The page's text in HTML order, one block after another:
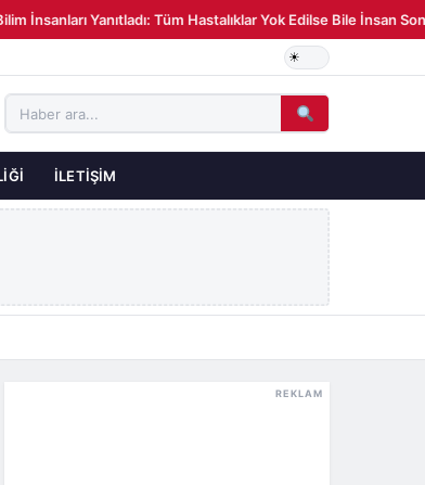
İnsanları Yanıtladı: Tüm Hastalıklar Yok Edilse Bile İnsan
İLETIŞIM
REKLAM